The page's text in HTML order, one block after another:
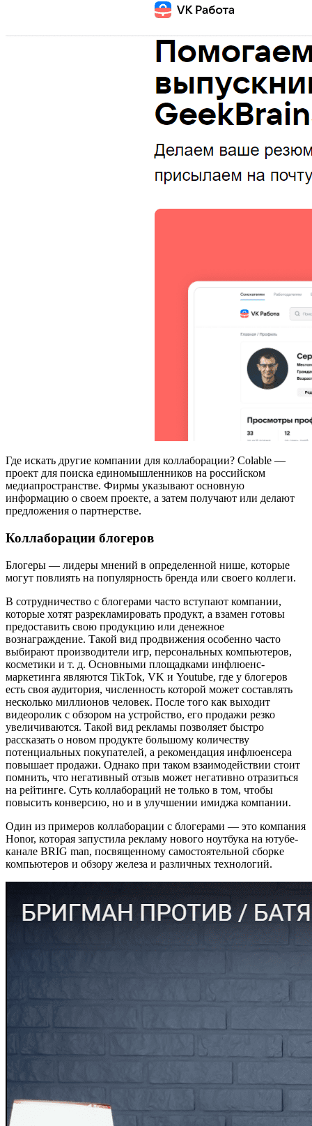
Где искать другие компании для коллаборации? Colable —
проект для поиска единомышленников на российском
медиапространстве. Фирмы указывают основную
информацию о своем проекте, а затем получают или делают
предложения о партнерстве.
Коллаборации блогеров
Блогеры — лидеры мнений в определенной нише, которые
могут повлиять на популярность бренда или своего коллеги.
В сотрудничество с блогерами часто вступают компании,
которые хотят разрекламировать продукт, а взамен готовы
предоставить свою продукцию или денежное
вознаграждение. Такой вид продвижения особенно часто
выбирают производители игр, персональных компьютеров,
косметики и т. д. Основными площадками инфлюенс-
маркетинга являются TikTok, VK и Youtube, где у блогеров
есть своя аудитория, численность которой может составлять
несколько миллионов человек. После того как выходит
видеоролик с обзором на устройство, его продажи резко
увеличиваются. Такой вид рекламы позволяет быстро
рассказать о новом продукте большому количеству
потенциальных покупателей, а рекомендация инфлюенсера
повышает продажи. Однако при таком взаимодействии стоит
помнить, что негативный отзыв может негативно отразиться
на рейтинге. Суть коллабораций не только в том, чтобы
повысить конверсию, но и в улучшении имиджа компании.
Один из примеров коллаборации с блогерами — это компания
Honor, которая запустила рекламу нового ноутбука на ютубе-
канале BRIG man, посвященному самостоятельной сборке
компьютеров и обзору железа и различных технологий.